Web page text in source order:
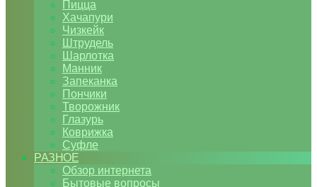
Пицца
Хачапури
Чизкейк
Штрудель
Шарлотка
Манник
Запеканка
Пончики
Творожник
Глазурь
Коврижка
Суфле
РАЗНОЕ
Обзор интернета
Бытовые вопросы